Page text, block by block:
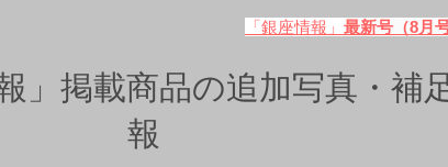
「銀座情報」 最新号（8月
」掲載商品の追加写真・補
報